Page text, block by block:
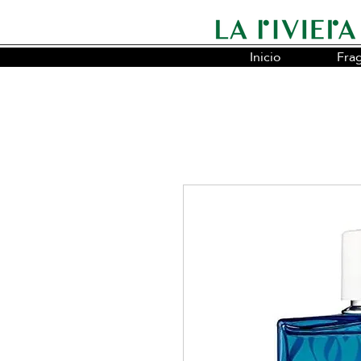
Somos la cadena líder en
Inicio